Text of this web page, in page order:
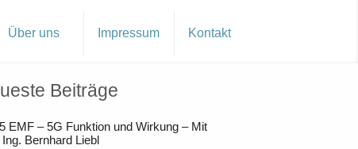
Über uns Impressum Kontakt
Beiträge
EMF – 5G Funktion und Wirkung – Mit
Ing. Bernhard Liebl